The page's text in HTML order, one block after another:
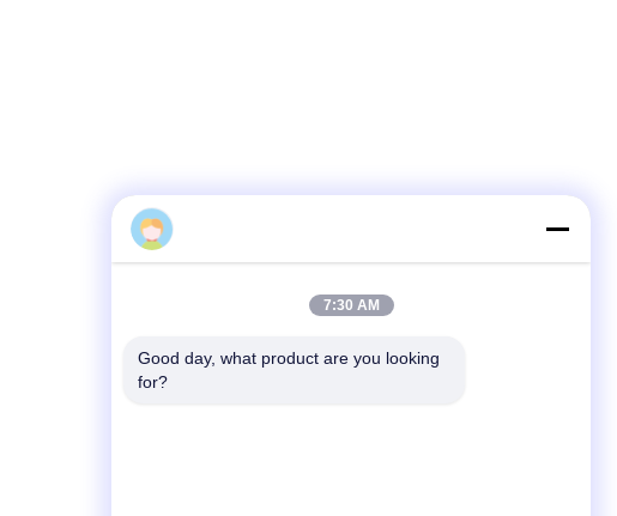
7:30 AM
Good day, what product are you looking
for?